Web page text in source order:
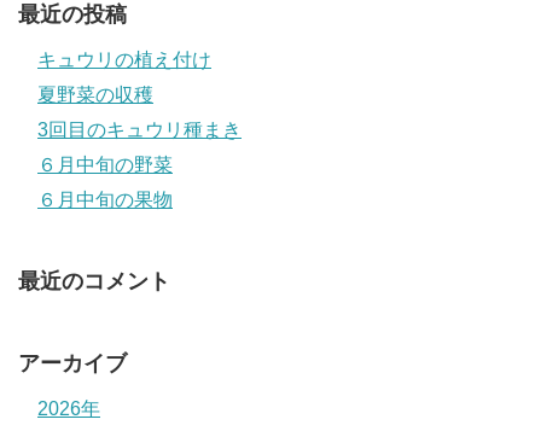
最近の投稿
キュウリの植え付け
夏野菜の収穫
3回目のキュウリ種まき
６月中旬の野菜
６月中旬の果物
最近のコメント
アーカイブ
2026年